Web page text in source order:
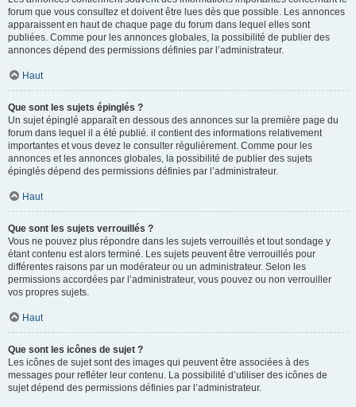
forum que vous consultez et doivent être lues dès que possible. Les annonces
apparaissent en haut de chaque page du forum dans lequel elles sont
publiées. Comme pour les annonces globales, la possibilité de publier des
annonces dépend des permissions définies par l’administrateur.
Haut
Que sont les sujets épinglés ?
Un sujet épinglé apparaît en dessous des annonces sur la première page du
forum dans lequel il a été publié. il contient des informations relativement
importantes et vous devez le consulter régulièrement. Comme pour les
annonces et les annonces globales, la possibilité de publier des sujets
épinglés dépend des permissions définies par l’administrateur.
Haut
Que sont les sujets verrouillés ?
Vous ne pouvez plus répondre dans les sujets verrouillés et tout sondage y
étant contenu est alors terminé. Les sujets peuvent être verrouillés pour
différentes raisons par un modérateur ou un administrateur. Selon les
permissions accordées par l’administrateur, vous pouvez ou non verrouiller
vos propres sujets.
Haut
Que sont les icônes de sujet ?
Les icônes de sujet sont des images qui peuvent être associées à des
messages pour refléter leur contenu. La possibilité d’utiliser des icônes de
sujet dépend des permissions définies par l’administrateur.